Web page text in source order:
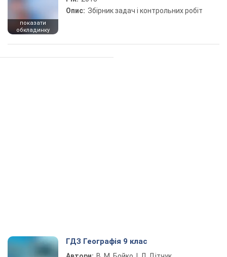
показати
обкладинку
Опис: Збірник задач і контрольних робіт
ГДЗ Географія 9 клас